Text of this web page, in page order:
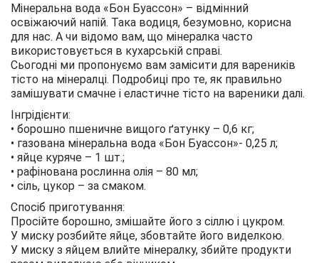
Мінеральна вода «Бон Буассон» – відмінний
освіжаючий напій. Така водиця, безумовно, корисна
для нас. А чи відомо вам, що мінералка часто
використовується в кухарській справі.
Сьогодні ми пропонуємо вам замісити для вареників
тісто на мінералці. Подробиці про те, як правильно
замішувати смачне і еластичне тісто на вареники далі.
Інгрідієнти:
• борошно пшеничне вищого ґатунку – 0,6 кг;
• газована мінеральна вода «Бон Буассон»- 0,25 л;
• яйце куряче – 1 шт.;
• рафінована рослинна олія – 80 мл;
• сіль, цукор – за смаком.
Спосіб приготування:
Просійте борошно, змішайте його з сіллю і цукром.
У миску розбийте яйце, збовтайте його виделкою.
У миску з яйцем влийте мінералку, збийте продукти